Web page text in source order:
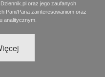
oraz jego zaufanych
Pani/Pana zainteresowaniom oraz
analitycznym.